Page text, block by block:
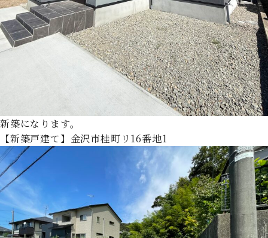
新築になります。
【新築戸建て】金沢市桂町リ16番地1